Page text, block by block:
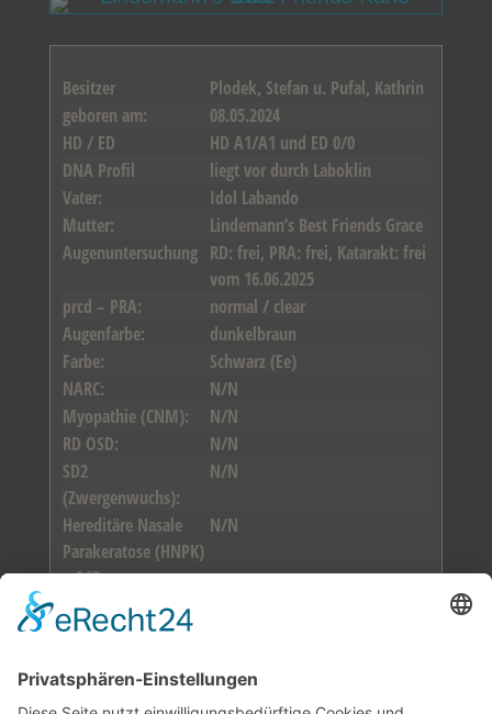
Besitzer
Plodek, Stefan u. Pufal, Kathrin
geboren am:
08.05.2024
HD / ED
HD A1/A1 und ED 0/0
DNA Profil
liegt vor durch Laboklin
Vater:
Idol Labando
Mutter:
Lindemann’s Best Friends Grace
Augenuntersuchung RD: frei, PRA: frei, Katarakt: frei
vom 16.06.2025
prcd – PRA:
normal / clear
Augenfarbe:
dunkelbraun
Farbe:
Schwarz (Ee)
NARC:
N/N
Myopathie (CNM):
N/N
RD OSD:
N/N
SD2
(Zwergenwuchs):
N/N
Hereditäre Nasale
Parakeratose (HNPK)
– PCR:
N/N
Exercise Induced
Collapse (EIC):
Formwert:
vorzüglich